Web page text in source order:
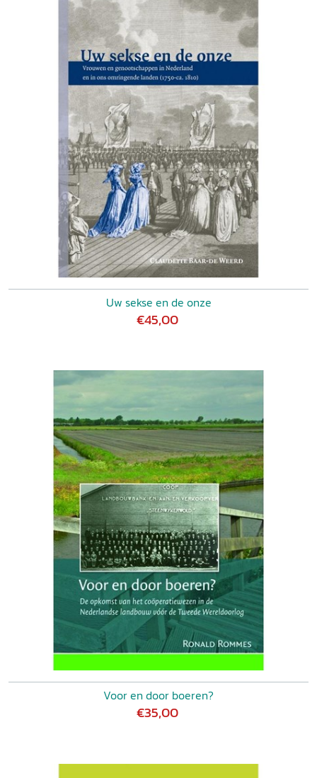
Uw sekse en de onze
€45,00
Voor en door boeren?
€35,00